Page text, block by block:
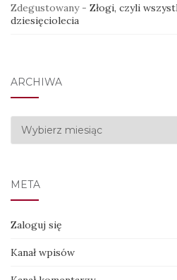
Zdegustowany- Złogi, czyli
dziesięciolecia
ARCHIWA
Archiwa
META
Zaloguj się
Kanał wpisów